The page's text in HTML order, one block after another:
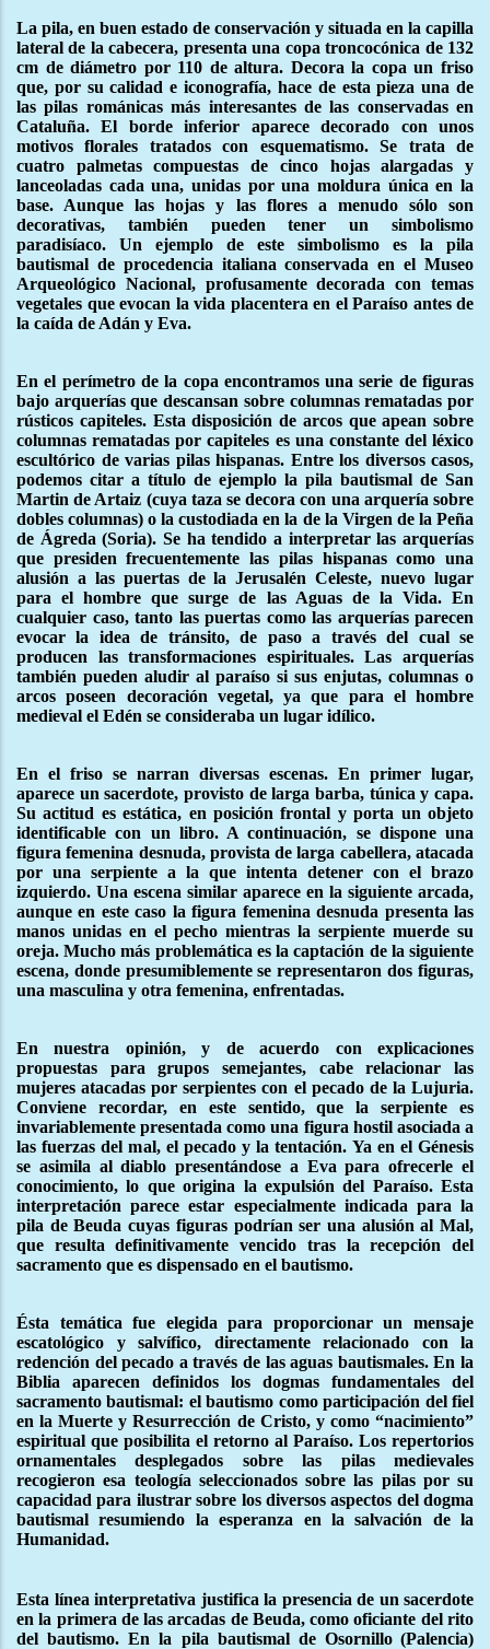
La pila, en buen estado de conservación y situada en la capilla
lateral de la cabecera, presenta una copa troncocónica de 132
cm de diámetro por 110 de altura. Decora la copa un friso
que, por su calidad e iconografía, hace de esta pieza una de
las pilas románicas más interesantes de las conservadas en
Cataluña. El borde inferior aparece decorado con unos
motivos florales tratados con esquematismo. Se trata de
cuatro palmetas compuestas de cinco hojas alargadas y
lanceoladas cada una, unidas por una moldura única en la
base. Aunque las hojas y las flores a menudo sólo son
decorativas, también pueden tener un simbolismo
paradisíaco. Un ejemplo de este simbolismo es la pila
bautismal de procedencia italiana conservada en el Museo
Arqueológico Nacional, profusamente decorada con temas
vegetales que evocan la vida placentera en el Paraíso antes de
la caída de Adán y Eva.
En el perímetro de la copa encontramos una serie de figuras
bajo arquerías que descansan sobre columnas rematadas por
rústicos capiteles. Esta disposición de arcos que apean sobre
columnas rematadas por capiteles es una constante del léxico
escultórico de varias pilas hispanas. Entre los diversos casos,
podemos citar a título de ejemplo la pila bautismal de San
Martin de Artaiz (cuya taza se decora con una arquería sobre
dobles columnas) o la custodiada en la de la Virgen de la Peña
de Ágreda (Soria). Se ha tendido a interpretar las arquerías
que presiden frecuentemente las pilas hispanas como una
alusión a las puertas de la Jerusalén Celeste, nuevo lugar
para el hombre que surge de las Aguas de la Vida. En
cualquier caso, tanto las puertas como las arquerías parecen
evocar la idea de tránsito, de paso a través del cual se
producen las transformaciones espirituales. Las arquerías
también pueden aludir al paraíso si sus enjutas, columnas o
arcos poseen decoración vegetal, ya que para el hombre
medieval el Edén se consideraba un lugar idílico.
En el friso se narran diversas escenas. En primer lugar,
aparece un sacerdote, provisto de larga barba, túnica y capa.
Su actitud es estática, en posición frontal y porta un objeto
identificable con un libro. A continuación, se dispone una
figura femenina desnuda, provista de larga cabellera, atacada
por una serpiente a la que intenta detener con el brazo
izquierdo. Una escena similar aparece en la siguiente arcada,
aunque en este caso la figura femenina desnuda presenta las
manos unidas en el pecho mientras la serpiente muerde su
oreja. Mucho más problemática es la captación de la siguiente
escena, donde presumiblemente se representaron dos figuras,
una masculina y otra femenina, enfrentadas.
En nuestra opinión, y de acuerdo con explicaciones
propuestas para grupos semejantes, cabe relacionar las
mujeres atacadas por serpientes con el pecado de la Lujuria.
Conviene recordar, en este sentido, que la serpiente es
invariablemente presentada como una figura hostil asociada a
las fuerzas del mal, el pecado y la tentación. Ya en el Génesis
se asimila al diablo presentándose a Eva para ofrecerle el
conocimiento, lo que origina la expulsión del Paraíso. Esta
interpretación parece estar especialmente indicada para la
pila de Beuda cuyas figuras podrían ser una alusión al Mal,
que resulta definitivamente vencido tras la recepción del
sacramento que es dispensado en el bautismo.
Ésta temática fue elegida para proporcionar un mensaje
escatológico y salvífico, directamente relacionado con la
redención del pecado a través de las aguas bautismales. En la
Biblia aparecen definidos los dogmas fundamentales del
sacramento bautismal: el bautismo como participación del fiel
en la Muerte y Resurrección de Cristo, y como “nacimiento”
espiritual que posibilita el retorno al Paraíso. Los repertorios
ornamentales desplegados sobre las pilas medievales
recogieron esa teología seleccionados sobre las pilas por su
capacidad para ilustrar sobre los diversos aspectos del dogma
bautismal resumiendo la esperanza en la salvación de la
Humanidad.
Esta línea interpretativa justifica la presencia de un sacerdote
en la primera de las arcadas de Beuda, como oficiante del rito
del bautismo. En la pila bautismal de Osornillo (Palencia)